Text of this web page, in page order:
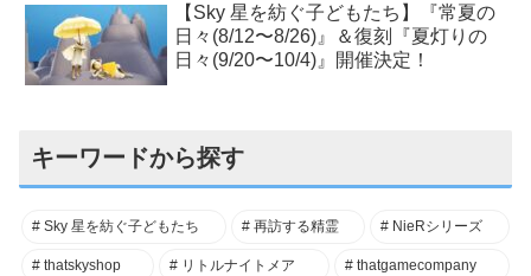
【Sky 星を紡ぐ子どもたち】『常夏の
日々(8/12〜8/26)』＆復刻『夏灯りの
日々(9/20〜10/4)』開催決定！
キーワードから探す
Sky 星を紡ぐ子どもたち 再訪する精霊 NieRシリーズ
thatskyshop リトルナイトメア thatgamecompany